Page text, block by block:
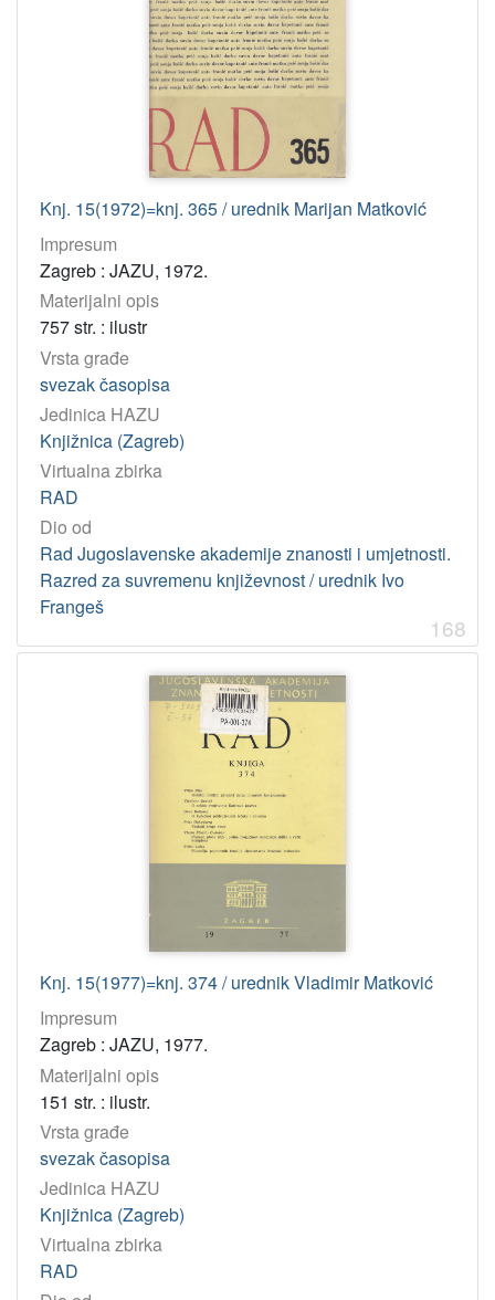
Knj. 15(1972)=knj. 365 / urednik Marijan Matković
Impresum
Zagreb : JAZU, 1972.
Materijalni opis
757 str. : ilustr
Vrsta građe
svezak časopisa
Jedinica HAZU
Knjižnica (Zagreb)
Virtualna zbirka
RAD
Dio od
Rad Jugoslavenske akademije znanosti i umjetnosti.
Razred za suvremenu književnost / urednik Ivo
Frangeš
168
Knj. 15(1977)=knj. 374 / urednik Vladimir Matković
Impresum
Zagreb : JAZU, 1977.
Materijalni opis
151 str. : ilustr.
Vrsta građe
svezak časopisa
Jedinica HAZU
Knjižnica (Zagreb)
Virtualna zbirka
RAD